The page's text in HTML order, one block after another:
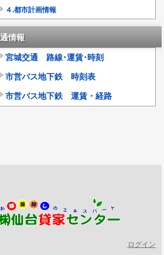
４.都市計画情報
情報
宮城交通 路線･運賃･時刻
市営バス地下鉄 時刻表
市営バス地下鉄 運賃・経路
ログイン